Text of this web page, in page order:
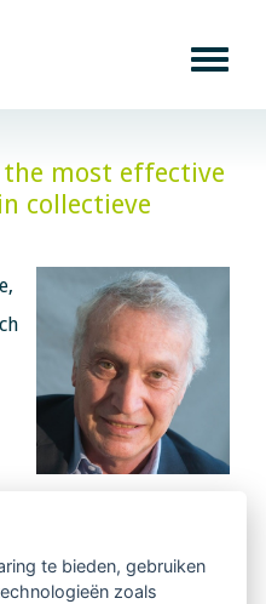
the most effective
collectieve
the system formed by
supervisee and the
te bieden, gebruiken
zoals